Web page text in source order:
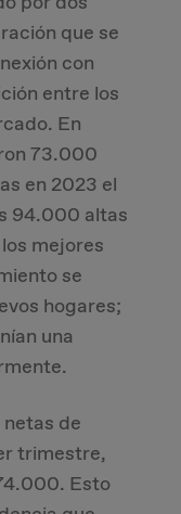
que se
con
entre los
En
73.000
en 2023 el
94.000 altas
mejores
se
hogares;
una
de
trimestre,
Esto